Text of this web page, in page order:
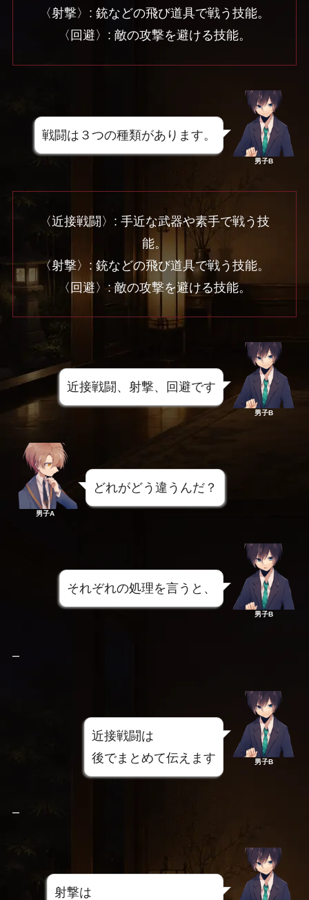
〈射撃〉: 銃などの飛び道具で戦う技能。
〈回避〉: 敵の攻撃を避ける技能。
戦闘は３つの種類があります。
男子B
〈近接戦闘〉: 手近な武器や素手で戦う技
能。
〈射撃〉: 銃などの飛び道具で戦う技能。
〈回避〉: 敵の攻撃を避ける技能。
近接戦闘、射撃、回避です
男子B
男子A
どれがどう違うんだ？
それぞれの処理を言うと、
男子B
–
近接戦闘は
後でまとめて伝えます
男子B
–
射撃は